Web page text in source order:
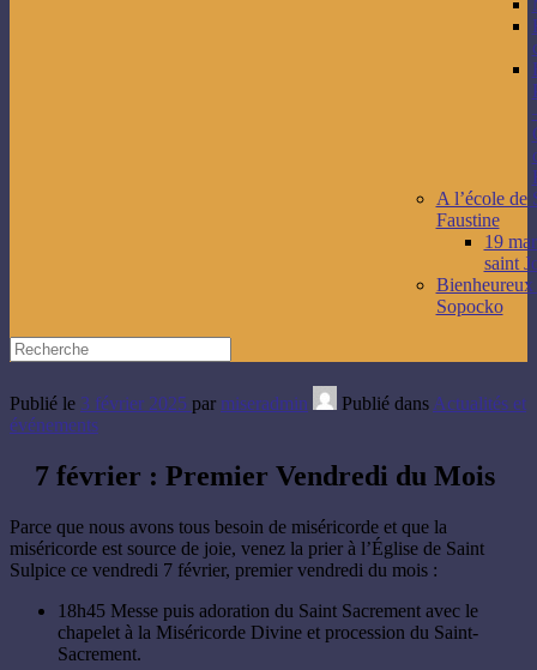
A l’école de
Faustine
19
saint
Sopocko
Publié le 3 février 2025 par miseradmin Publié dans Actualités et
événements
7 février : Premier Vendredi du Mois
Parce que nous avons tous besoin de miséricorde et que la
miséricorde est source de joie, venez la prier à l’Église de Saint
Sulpice ce vendredi 7 février, premier vendredi du mois :
18h45 Messe puis adoration du Saint Sacrement avec le
chapelet à la Miséricorde Divine et procession du Saint-
Sacrement.